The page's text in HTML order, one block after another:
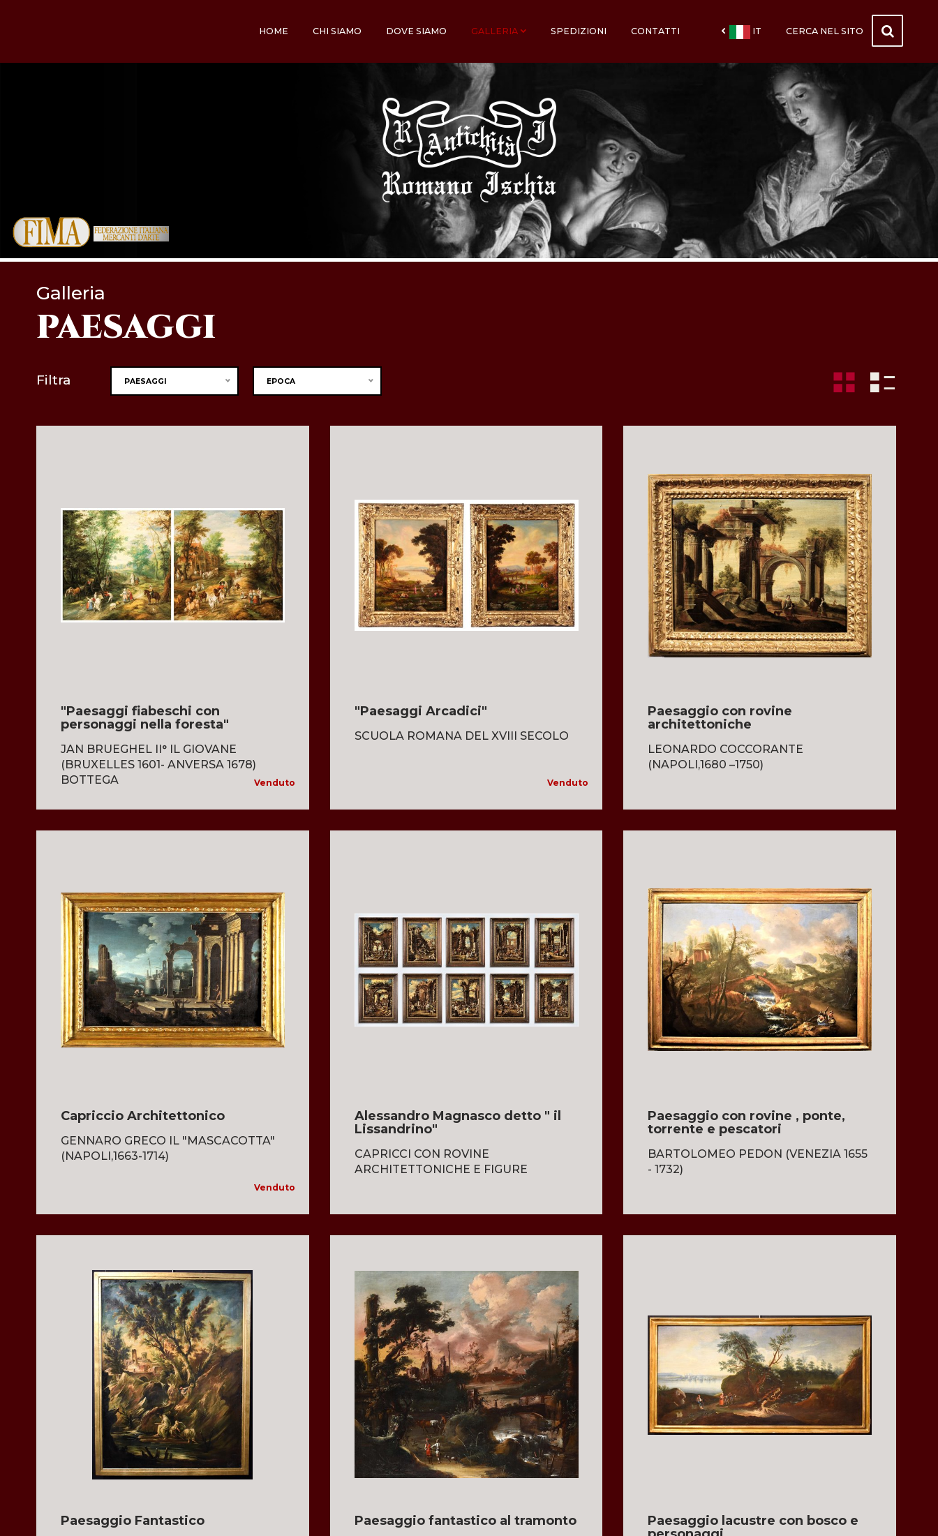
IT CERCA NEL SITO
HOME CHI SIAMO DOVE SIAMO GALLERIA SPEDIZIONI CONTATTI
Galleria
PAESAGGI
Filtra PAESAGGI EPOCA
"Paesaggi fiabeschi con
personaggi nella foresta"
JAN BRUEGHEL II° IL GIOVANE
(BRUXELLES 1601- ANVERSA 1678)
BOTTEGA
Venduto
"Paesaggi Arcadici"
SCUOLA ROMANA DEL XVIII SECOLO
Venduto
Paesaggio con rovine
architettoniche
LEONARDO COCCORANTE
(NAPOLI,1680 –1750)
Capriccio Architettonico
GENNARO GRECO IL "MASCACOTTA"
(NAPOLI,1663-1714)
Venduto
Alessandro Magnasco detto " il
Lissandrino"
CAPRICCI CON ROVINE
ARCHITETTONICHE E FIGURE
Paesaggio con rovine , ponte,
torrente e pescatori
BARTOLOMEO PEDON (VENEZIA 1655
- 1732)
Paesaggio Fantastico Paesaggio fantastico al tramonto
Paesaggio lacustre con bosco e